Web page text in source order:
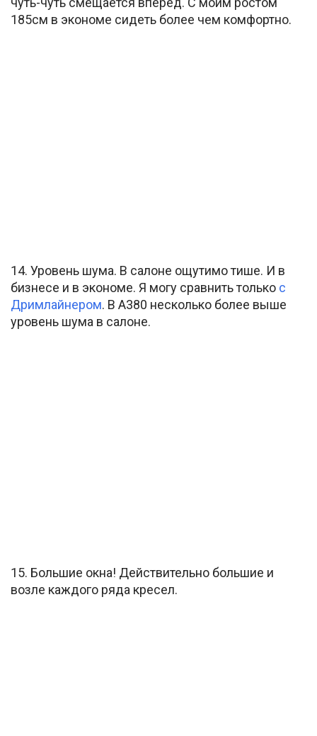
185см в экономе сидеть более чем комфортно.
14. Уровень шума. В салоне ощутимо тише. И в
бизнесе и в экономе. Я могу сравнить только с
Дримлайнером. В А380 несколько более выше
уровень шума в салоне.
15. Большие окна! Действительно большие и
возле каждого ряда кресел.